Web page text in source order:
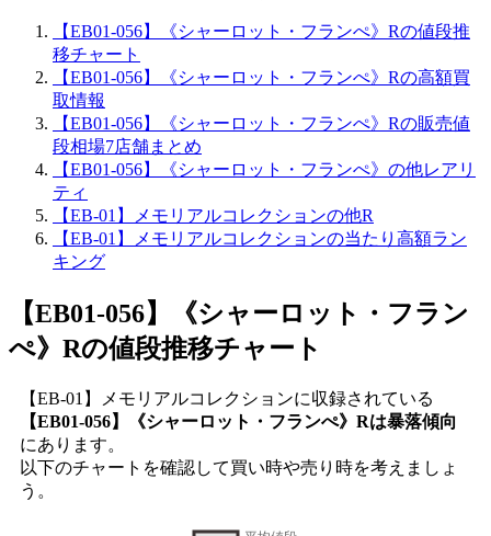
【EB01-056】《シャーロット・フランぺ》Rの値段推
移チャート
【EB01-056】《シャーロット・フランぺ》Rの高額買
取情報
【EB01-056】《シャーロット・フランぺ》Rの販売値
段相場7店舗まとめ
【EB01-056】《シャーロット・フランぺ》の他レアリ
ティ
【EB-01】メモリアルコレクションの他R
【EB-01】メモリアルコレクションの当たり高額ラン
キング
【EB01-056】《シャーロット・フラン
ぺ》Rの値段推移チャート
【EB-01】メモリアルコレクションに収録されている
【EB01-056】《シャーロット・フランぺ》Rは暴落傾向
にあります。
以下のチャートを確認して買い時や売り時を考えましょ
う。